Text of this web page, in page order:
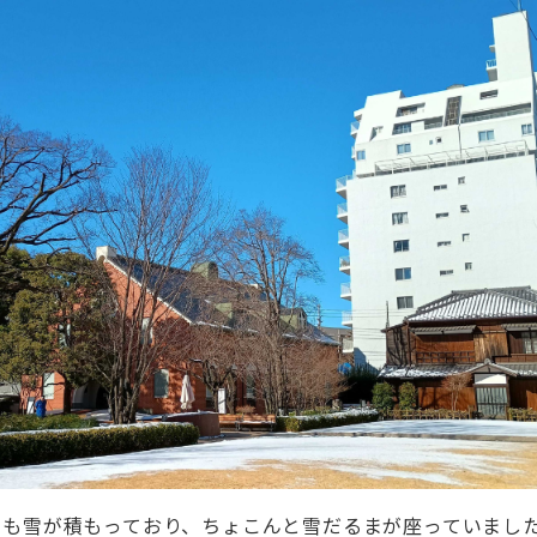
雪が積もっており、ちょこんと雪だるまが座っていまし